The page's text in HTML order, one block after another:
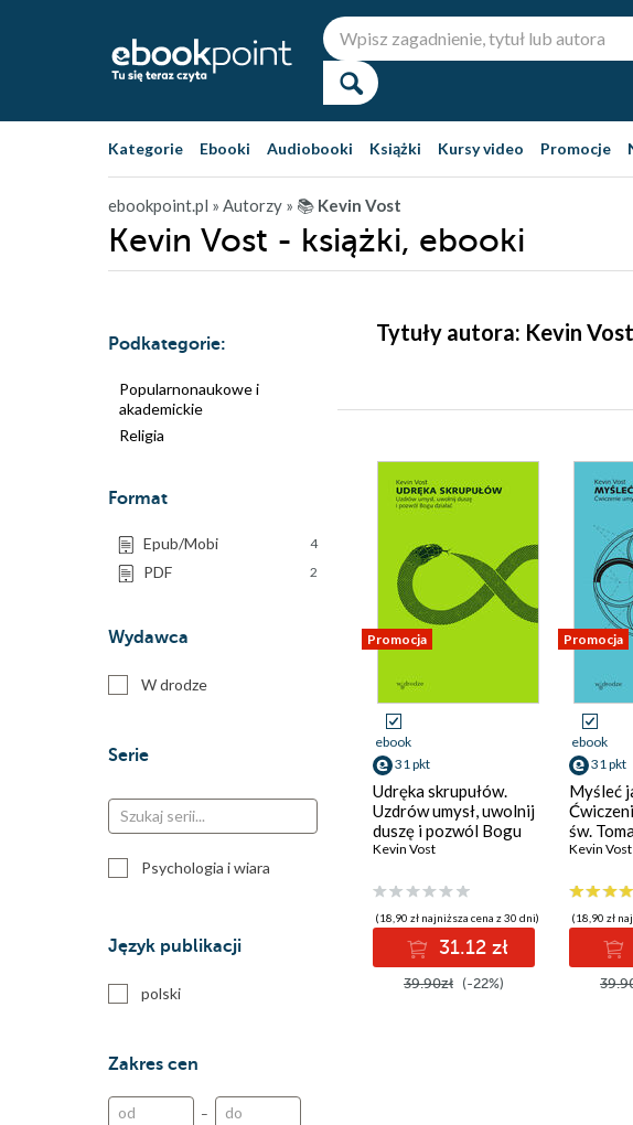
Kategorie Ebooki Audiobooki Książki Kursy video Promocje
ebookpoint.pl » Autorzy » 📚 Kevin Vost
Kevin Vost - książki, ebooki
Podkategorie:
Popularnonaukowe i
akademickie
Religia
Format
Epub/Mobi 4
PDF 2
Wydawca
W drodze
Serie
Psychologia i wiara
Język publikacji
polski
Zakres cen
–
Tytuły autora: Kevin
Promocja
ebook
31 pkt
Udręka skrupułów.
Uzdrów umysł, uwolnij
duszę i pozwól Bogu
działać
Kevin Vost
(18,90 zł najniższa cena z 30 dni)
31.12 zł
39.90zł (-22%)
Promocja
ebook
31 pkt
Myśleć
św.
Kevin Vost
(18,90 zł